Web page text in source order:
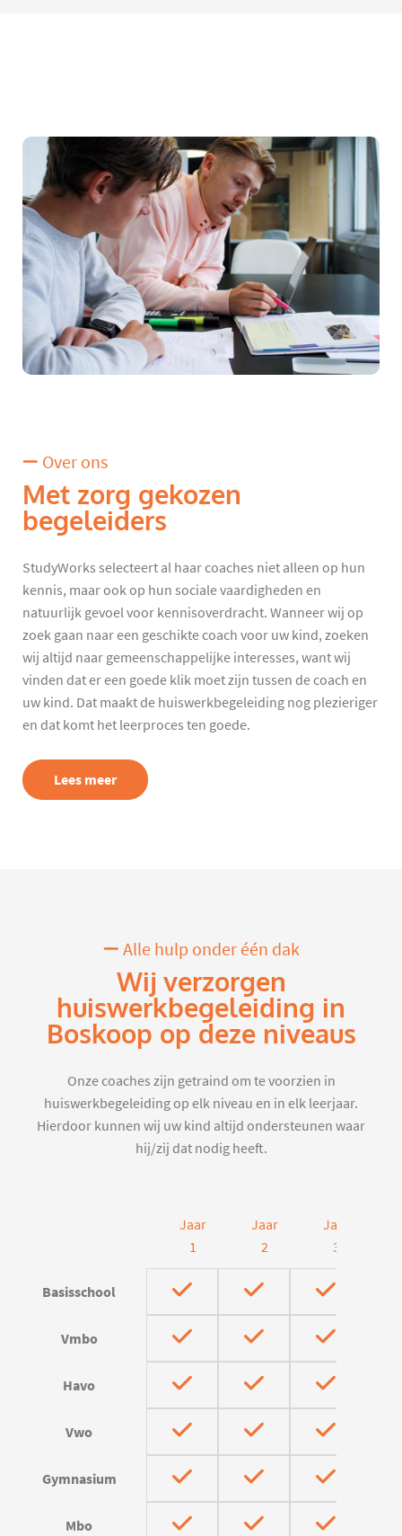
Over ons
Met zorg gekozen
begeleiders
StudyWorks selecteert al haar coaches niet alleen op hun
kennis, maar ook op hun sociale vaardigheden en
natuurlijk gevoel voor kennisoverdracht. Wanneer wij op
zoek gaan naar een geschikte coach voor uw kind, zoeken
wij altijd naar gemeenschappelijke interesses, want wij
vinden dat er een goede klik moet zijn tussen de coach en
uw kind. Dat maakt de huiswerkbegeleiding nog plezieriger
en dat komt het leerproces ten goede.
Lees meer
Alle hulp onder één dak
Wij verzorgen
huiswerkbegeleiding in
Boskoop op deze niveaus
Onze coaches zijn getraind om te voorzien in
huiswerkbegeleiding op elk niveau en in elk leerjaar.
Hierdoor kunnen wij uw kind altijd ondersteunen waar
hij/zij dat nodig heeft.
Jaar
1
Jaar
2
Jaar
3
Basisschool
Vmbo
Havo
Vwo
Gymnasium
Mbo